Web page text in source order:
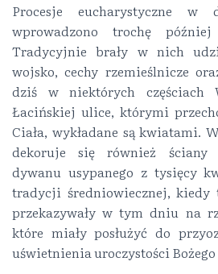
Procesje eucharystyczne w
wprowadzono trochę
Tradycyjnie brały w nich
wojsko, cechy rzemieślnicze
dziś w niektórych częściach
Łacińskiej ulice, którymi
Ciała, wykładane są kwiatami.
dekoruje się również ściany
dywanu usypanego z tysięcy
tradycji średniowiecznej, kiedy
przekazywały w tym dniu na
które miały posłużyć do
uświetnienia uroczystości Bożego